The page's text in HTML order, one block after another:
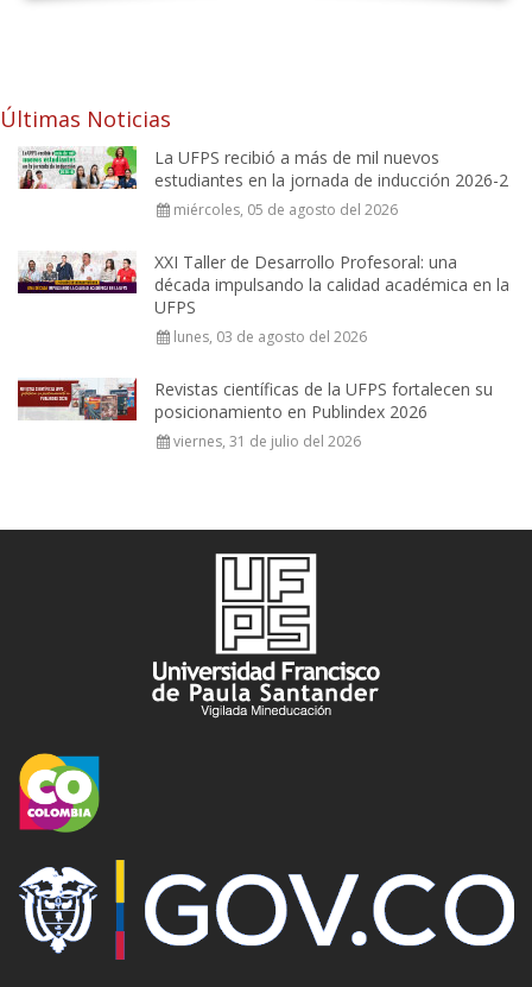
Últimas Noticias
La UFPS recibió a más de mil nuevos
estudiantes en la jornada de inducción 2026-2
miércoles, 05 de agosto del 2026
XXI Taller de Desarrollo Profesoral: una
década impulsando la calidad académica en la
UFPS
lunes, 03 de agosto del 2026
Revistas científicas de la UFPS fortalecen su
posicionamiento en Publindex 2026
viernes, 31 de julio del 2026